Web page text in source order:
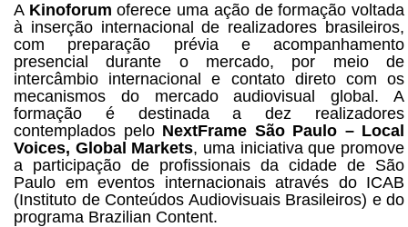
A Kinoforum oferece uma ação de formação voltada
à inserção internacional de realizadores brasileiros,
com preparação prévia e acompanhamento
presencial durante o mercado, por meio de
intercâmbio internacional e contato direto com os
mecanismos do mercado audiovisual global. A
formação é destinada a dez realizadores
contemplados pelo NextFrame São Paulo – Local
Voices, Global Markets, uma iniciativa que promove
a participação de profissionais da cidade de São
Paulo em eventos internacionais através do ICAB
(Instituto de Conteúdos Audiovisuais Brasileiros) e do
programa Brazilian Content.